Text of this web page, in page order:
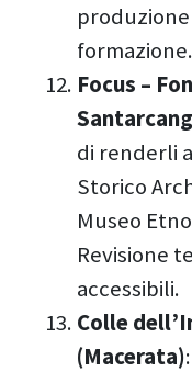
formazione.
Focus –
di renderli
Storico
Museo
Revisione
accessibili.
Colle
(Macerata)